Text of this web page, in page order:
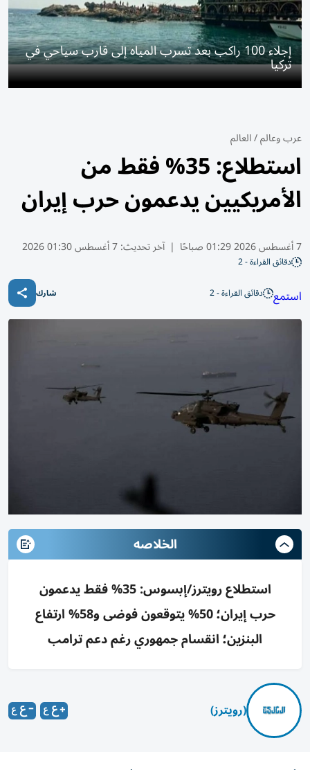
إجلاء 100 راكب بعد تسرب المياه إلى قارب سياحي في
تركيا
عرب وعالم/العالم
استطلاع: 35% فقط من
الأمريكيين يدعمون حرب إيران
7 أغسطس 2026 01:29 صباحًا | آخر تحديث:7 أغسطس 01:30 2026
دقائق القراءة - 2
استمع دقائق القراءة - 2 شارك
الخلاصه
استطلاع رويترز/إبسوس: 35% فقط يدعمون
حرب إيران؛ 50% يتوقعون فوضى و58% ارتفاع
البنزين؛ انقسام جمهوري رغم دعم ترامب
(رويترز)